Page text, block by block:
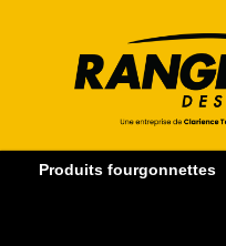
Produits fourgonnettes